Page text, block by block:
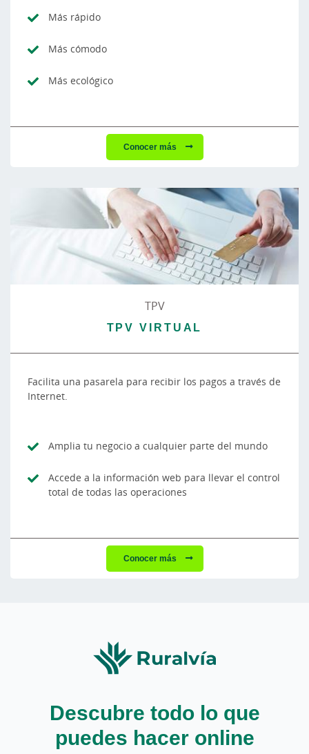
Más rápido
Más cómodo
Más ecológico
Conocer más
TPV
TPV VIRTUAL
Facilita una pasarela para recibir los pagos a través de
Internet.
Amplia tu negocio a cualquier parte del mundo
Accede a la información web para llevar el control
total de todas las operaciones
Conocer más
Descubre todo lo que
puedes hacer online